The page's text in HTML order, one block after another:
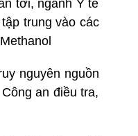
tới, ngành Y tế
trung vào các
nguyên nguồn
an điều tra,